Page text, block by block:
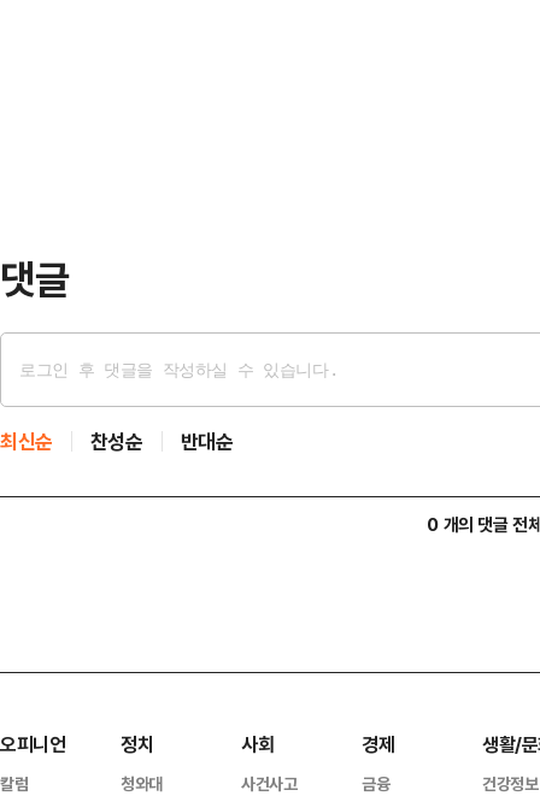
댓글
최신순 찬성순 반대순
0 개의 댓글 전
오피니언
칼럼
정치
청와대
사회
사건사고
경제
금융
생활/
건강정보